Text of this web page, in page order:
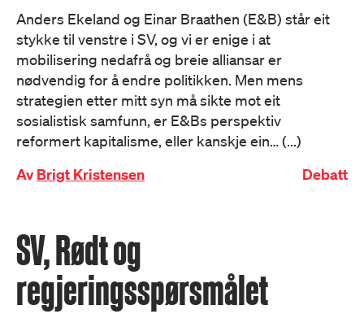
Anders Ekeland og Einar Braathen (E&B) står eit
stykke til venstre i SV, og vi er enige i at
mobilisering nedafrå og breie alliansar er
nødvendig for å endre politikken. Men mens
strategien etter mitt syn må sikte mot eit
sosialistisk samfunn, er E&Bs perspektiv
reformert kapitalisme, eller kanskje ein… (...)
AvBrigt Kristensen Debatt
SV, Rødt og
regjeringsspørsmålet